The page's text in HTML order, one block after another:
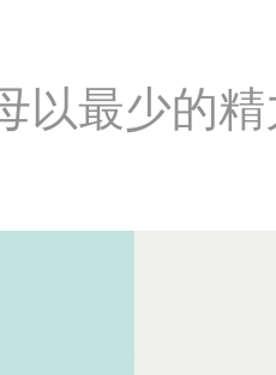
以最少的